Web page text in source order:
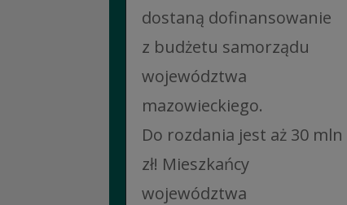
dostaną dofinansowanie
z budżetu samorządu
województwa
mazowieckiego.
Do rozdania jest aż 30 mln
zł! Mieszkańcy
województwa